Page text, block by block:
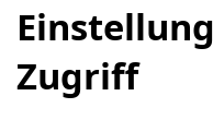
Zugriff